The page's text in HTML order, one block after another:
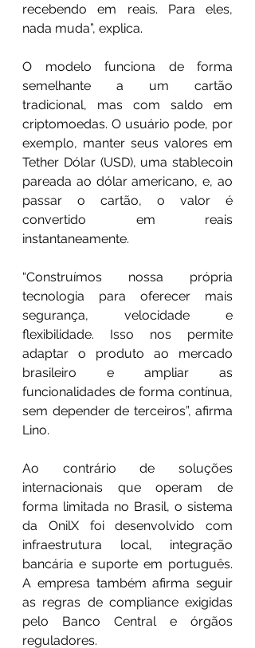
recebendo em reais. Para eles,
nada muda”, explica.
O modelo funciona de forma
semelhante a um cartão
tradicional, mas com saldo em
criptomoedas. O usuário pode, por
exemplo, manter seus valores em
Tether Dólar (USD), uma stablecoin
pareada ao dólar americano, e, ao
passar o cartão, o valor é
convertido em reais
instantaneamente.
“Construímos nossa própria
tecnologia para oferecer mais
segurança, velocidade e
flexibilidade. Isso nos permite
adaptar o produto ao mercado
brasileiro e ampliar as
funcionalidades de forma contínua,
sem depender de terceiros”, afirma
Lino.
Ao contrário de soluções
internacionais que operam de
forma limitada no Brasil, o sistema
da OnilX foi desenvolvido com
infraestrutura local, integração
bancária e suporte em português.
A empresa também afirma seguir
as regras de compliance exigidas
pelo Banco Central e órgãos
reguladores.